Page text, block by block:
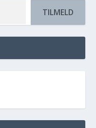
TILMELD